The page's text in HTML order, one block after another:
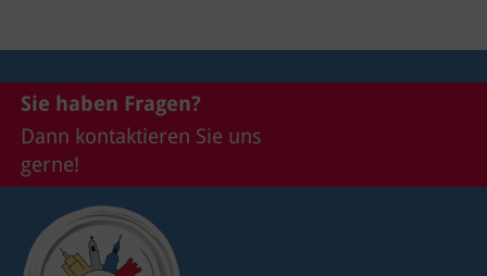
Sie haben Fragen?
Dann kontaktieren Sie uns
gerne!